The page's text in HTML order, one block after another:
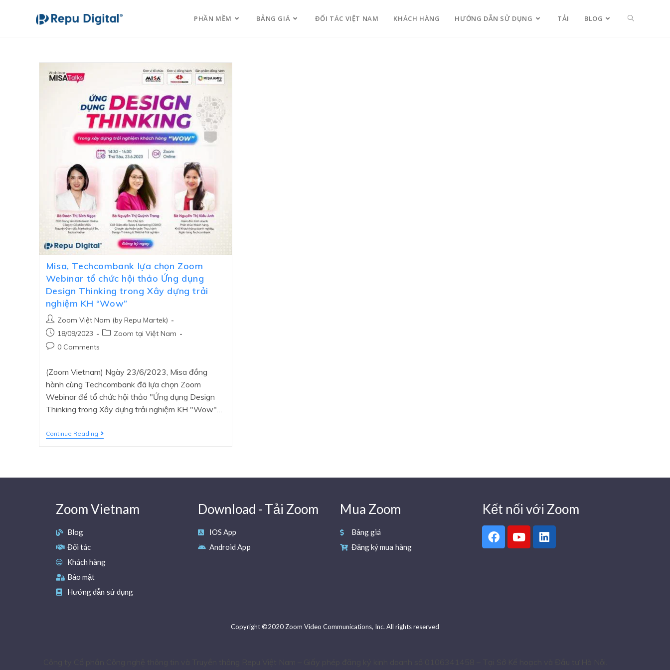
PHẦN MỀM BẢNG GIÁ ĐỐI TÁC VIỆT NAM KHÁCH HÀNG HƯỚNG DẪN SỬ DỤNG TẢI BLOG
Misa, Techcombank lựa chọn Zoom
Webinar tổ chức hội thảo Ứng dụng
Design Thinking trong Xây dựng trải
nghiệm KH “Wow”
Zoom Việt Nam (by Repu Martek)
18/09/2023
Zoom tại Việt Nam
0 Comments
(Zoom Vietnam) Ngày 23/6/2023, Misa đồng
hành cùng Techcombank đã lựa chọn Zoom
Webinar để tổ chức hội thảo "Ứng dụng Design
Thinking trong Xây dựng trải nghiệm KH "Wow"…
Continue Reading
Zoom Vietnam
Blog
Đối tác
Khách hàng
Bảo mật
Hướng dẫn sử dụng
Download - Tải Zoom
IOS App
Android App
Mua Zoom
Bảng giá
Đăng ký mua hàng
Kết nối với Zoom
Copyright ©2020 Zoom Video Communications, Inc. All rights reserved